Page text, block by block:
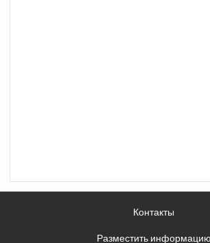
Контакты
Разместить информацию